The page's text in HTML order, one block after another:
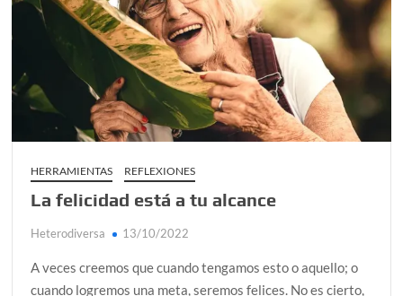
en
Dios
sí
habla,
¿estás
HERRAMIENTAS REFLEXIONES
La felicidad está a tu alcance
Heterodiversa 13/10/2022
A veces creemos que cuando tengamos esto o aquello; o
cuando logremos una meta, seremos felices. No es cierto,